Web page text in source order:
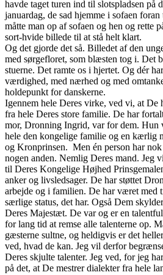
havde taget turen ind til slotspladsen på
januardag, de sad hjemme i sofaen
måtte man op af sofaen og hen og rette
sort-hvide billede til at stå helt klart.
Og det gjorde det så. Billedet af den
med sørgefloret, som blæsten tog i. Det
stuerne. Det ramte os i hjertet. Og dér
værdighed, med nærhed og med
holdepunkt for danskerne.
Igennem hele Deres virke, ved vi, at De
fra hele Deres store familie. De har
mor, Dronning Ingrid, var for dem. Hun
hele den kongelige familie og en kærlig
og Kronprinsen. Men én person har nok
nogen anden. Nemlig Deres mand. Jeg
til Deres Kongelige Højhed
anker og livsledsager. De har støttet
arbejde og i familien. De har været med
særlige status, det har. Også Dem
Deres Majestæt. De var og er en
for lang tid at remse alle talenterne op.
gæsterne sultne, og heldigvis er det
ved, hvad de kan. Jeg vil derfor
Deres skjulte talenter. Jeg ved, for jeg
på det, at De mestrer dialekter fra hele